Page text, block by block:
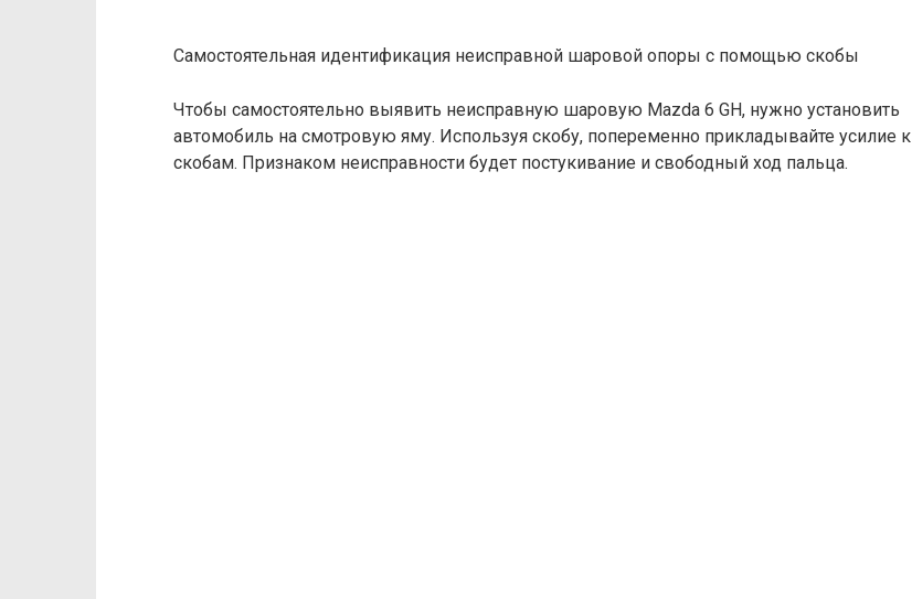
Самостоятельная идентификация неисправной шаровой опоры с помощью скобы
Чтобы самостоятельно выявить неисправную шаровую Mazda 6 GH, нужно установить
автомобиль на смотровую яму. Используя скобу, попеременно прикладывайте усилие к
скобам. Признаком неисправности будет постукивание и свободный ход пальца.